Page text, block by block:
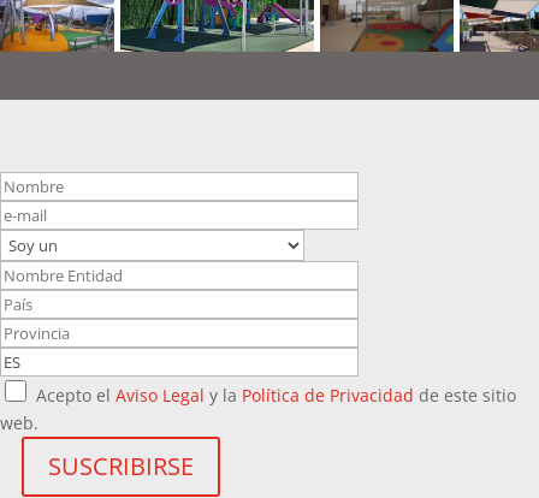
Acepto el Aviso Legal y la Política de Privacidad de este sitio
web.